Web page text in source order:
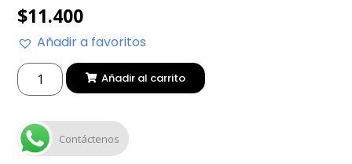
$11.400
Añadir a favoritos
Añadir al carrito
Contáctenos